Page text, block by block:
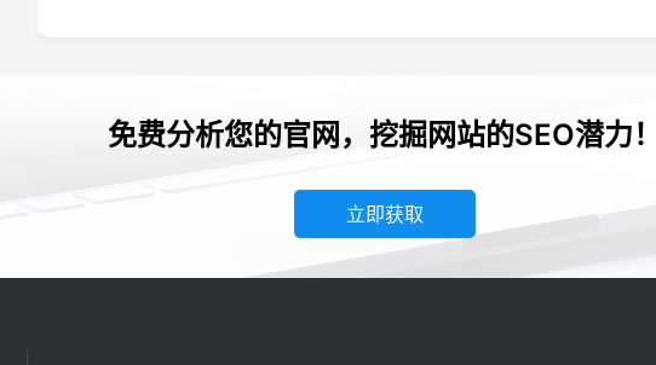
免费分析您的官网，挖掘网站的SEO潜力
立即获取